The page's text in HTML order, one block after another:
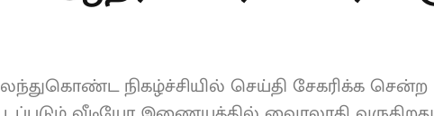
வீடியோ!
நிகழ்ச்சியில் செய்தி சேகரிக்க சென்ற